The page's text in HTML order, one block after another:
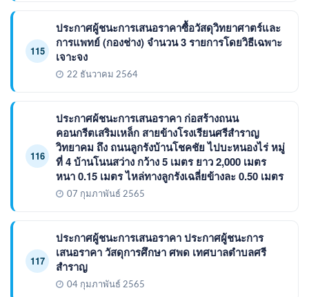
115
ประกาศผู้ชนะการเสนอราคาซื้อวัสดุวิทยาศาตร์และ
การแพทย์ (กองช่าง) จำนวน 3 รายการโดยวิธีเฉพาะ
เจาะจง
22 ธันวาคม 2564
116
ประกาศผ้ชนะการเสนอราคา ก่อสร้างถนน
คอนกรีตเสริมเหล็ก สายข้างโรงเรียนศรีสำราญ
วิทยาคม ถึง ถนนลูกรังบ้านโชคชัย ไปบะหนองไร่ หมู่
ที่ 4 บ้านโนนสว่าง กว้าง 5 เมตร ยาว 2,000 เมตร
หนา 0.15 เมตร ไหล่ทางลูกรังเฉลี่ยข้างละ 0.50 เมตร
07 กุมภาพันธ์ 2565
117
ประกาศผู้ชนะการเสนอราคา ประกาศผู้ชนะการ
เสนอราคา วัสดุการศึกษา ศพด เทศบาลตำบลศรี
สำราญ
04 กุมภาพันธ์ 2565